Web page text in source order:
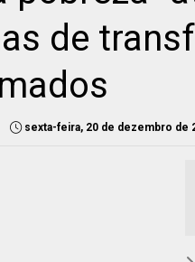
de
sexta-feira, 20 de dezembro de